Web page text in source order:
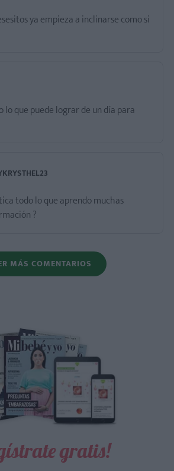
ya empieza a inclinarse como si
lo que puede lograr de un día para
todo lo que aprendo muchas
?
MÁS COMENTARIOS
gratis!